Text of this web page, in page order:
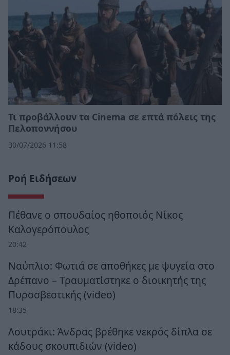
Τι προβάλλουν τα Cinema σε επτά πόλεις της
Πελοποννήσου
30/07/2026 11:58
Ροή Ειδήσεων
Πέθανε ο σπουδαίος ηθοποιός Νίκος
Καλογερόπουλος
20:42
Ναύπλιο: Φωτιά σε αποθήκες με ψυγεία στο
Δρέπανο – Τραυματίστηκε ο διοικητής της
Πυροσβεστικής (video)
18:35
Λουτράκι: Άνδρας βρέθηκε νεκρός δίπλα σε
κάδους σκουπιδιών (video)